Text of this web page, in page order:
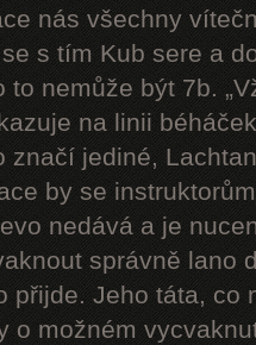
nás všechny
s tím Kub sere a
to nemůže být 7b.
na linii
značí jediné,
by se
nedává a je
správně lano
přijde. Jeho táta, co
o možném